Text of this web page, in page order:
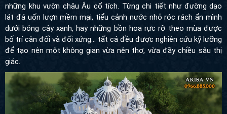
những khu vườn châu Âu cổ tích. Từng chi tiết như đường dạo
lát đá uốn lượn mềm mại, tiểu cảnh nước nhỏ róc rách ẩn mình
dưới bóng cây xanh, hay những bồn hoa rực rỡ theo mùa được
bố trí cân đối và đối xứng... tất cả đều được nghiên cứu kỹ lưỡng
để tạo nên một không gian vừa nên thơ, vừa đầy chiều sâu thị
giác.